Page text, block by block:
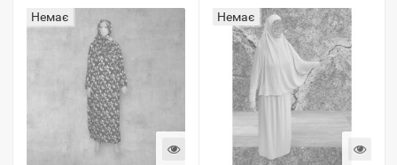
Немає Немає